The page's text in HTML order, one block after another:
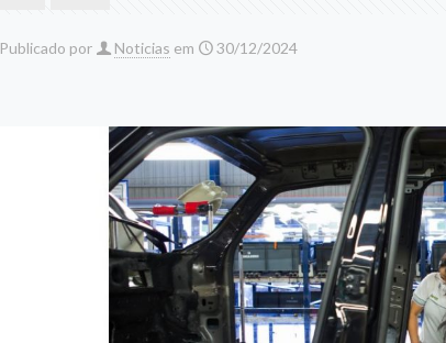
Publicado por Noticias em 30/12/2024